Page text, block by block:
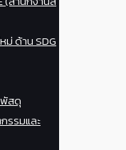
ม่ ด้าน SDG
พัสดุ
รรมและ